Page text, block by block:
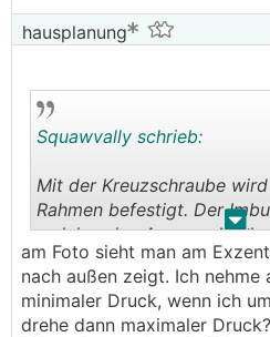
hausplanung
. .
Squawvally schrieb:
Mit der Kreuzschraube
Rahmen befestigt. Der
welcher den Anpressdruck
am Foto sieht man am
nach außen zeigt. Ich nehme
minimaler Druck, wenn ich
drehe dann maximaler